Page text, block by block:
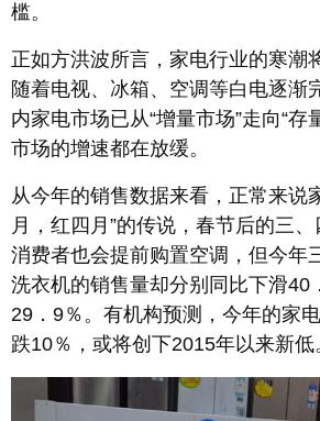
槛。
正如方洪波所言，家电行业的寒潮
随着电视、冰箱、空调等白电逐渐
内家电市场已从“增量市场”走向“存
市场的增速都在放缓。
从今年的销售数据来看，正常来说
月，红四月”的传说，春节后的三、
消费者也会提前购置空调，但今年
洗衣机的销售量却分别同比下滑40
29．9％。有机构预测，今年的家
跌10％，或将创下2015年以来新低